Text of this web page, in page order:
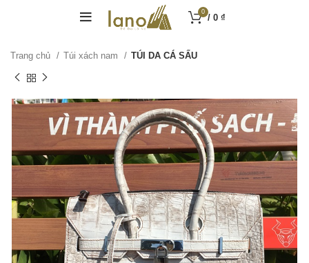
0
/ 0 ₫
Trang chủ Túi xách nam TÚI DA CÁ SẤU